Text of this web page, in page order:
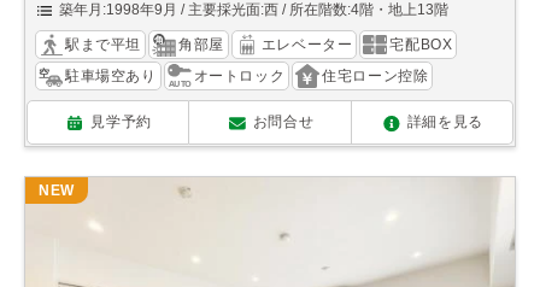
築年月:1998年9月
主要採光面:西 所在階数:4階・地上13階
駅まで平坦 角部屋 エレベーター
宅配BOX
駐車場空あり
オートロック 住宅ローン控除
見学予約 お問合せ 詳細を見る
NEW